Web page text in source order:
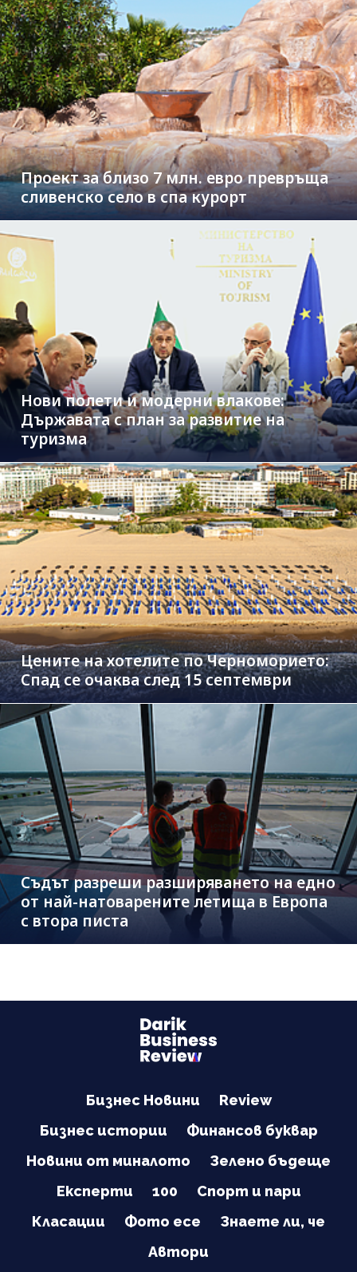
Проект за близо 7 млн. евро превръща
сливенско село в спа курорт
Нови полети и модерни влакове:
Държавата с план за развитие на
туризма
Цените на хотелите по Черноморието:
Спад се очаква след 15 септември
Съдът разреши разширяването на едно
от най-натоварените летища в Европа
с втора писта
Бизнес Новини
Review
Бизнес истории
Финансов буквар
Новини от миналото
Зелено бъдеще
Експерти
100
Спорт и пари
Класации
Фото есе
Знаете ли, че
Автори